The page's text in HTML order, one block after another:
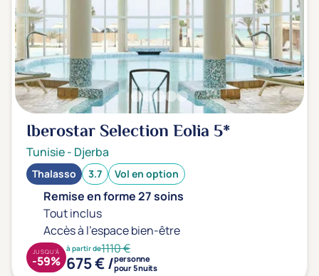
Iberostar Selection Eolia 5*
Tunisie- Djerba
Thalasso 3.7 Vol en option
Remise en forme 27 soins
Tout inclus
Accès à l'espace bien-être
à partir de1110 €
675 € /personne
pour 5 nuits
JUSQU'À
-59%